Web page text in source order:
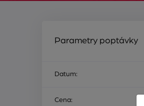
Parametry poptávky
Datum:
Cena: